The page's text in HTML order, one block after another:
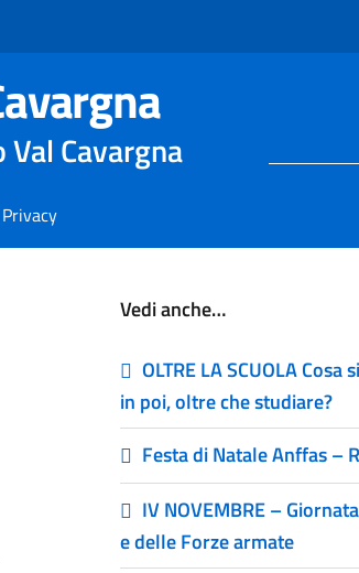
Cavargna
Privacy
Vedi anche…
OLTRE LA SCUOLA
in poi, oltre che studiare?
Festa di Natale Anffas –
IV NOVEMBRE –
e delle Forze armate